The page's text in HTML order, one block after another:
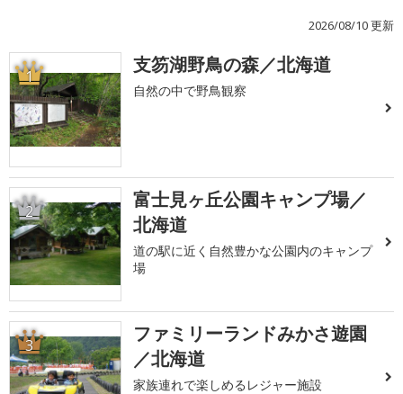
2026/08/10 更新
1 支笏湖野鳥の森／北海道
自然の中で野鳥観察
2
富士見ヶ丘公園キャンプ場／
北海道
道の駅に近く自然豊かな公園内のキャンプ
場
3
ファミリーランドみかさ遊園
／北海道
家族連れで楽しめるレジャー施設